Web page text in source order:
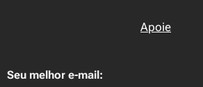
Apoie
Seu melhor e-mail: